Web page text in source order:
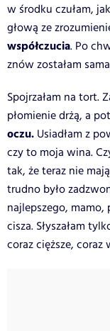
w środku czułam,
głową ze
współczucia. Po
znów zostałam
Spojrzałam na tort.
płomienie drżą, a
oczu. Usiadłam z
czy to moja wina.
tak, że teraz nie
trudno było
najlepszego, mamo,
cisza. Słyszałam
coraz cięższe, coraz